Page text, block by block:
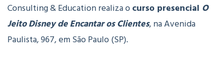
Consulting & Education realiza ocurso presencial O
Jeito Disney de Encantar os Clientes, naAvenida
Paulista, 967, em São Paulo (SP).